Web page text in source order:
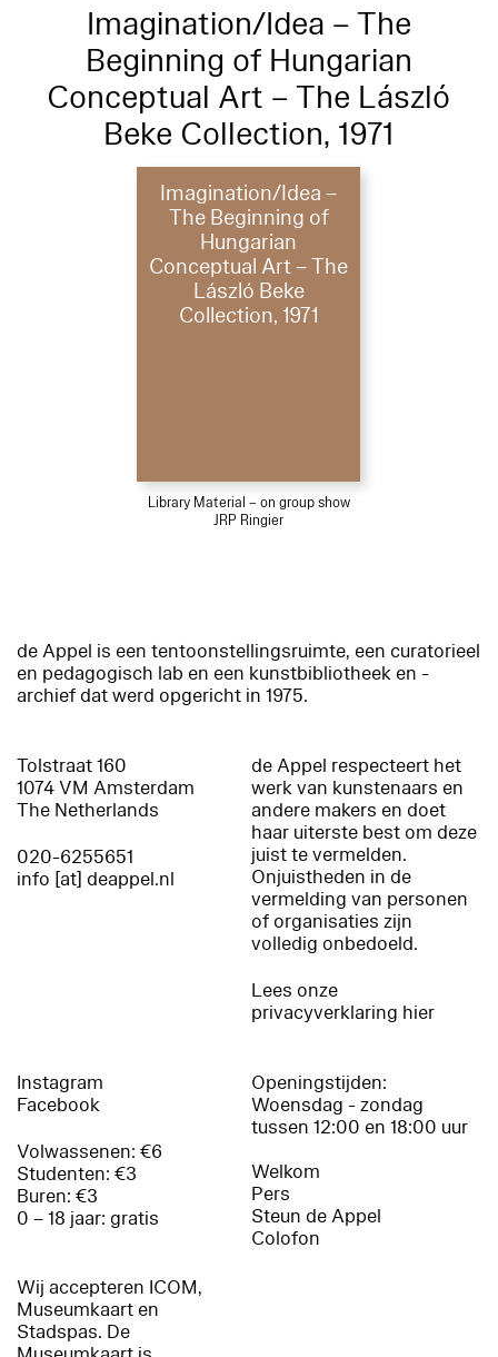
Imagination/Idea – The
Beginning of Hungarian
Conceptual Art – The László
Beke Collection, 1971
Imagination/Idea –
The Beginning of
Hungarian
Conceptual Art – The
László Beke
Collection, 1971
Library Material – on group show
JRP Ringier
de Appel is een tentoonstellingsruimte, een curatorieel
en pedagogisch lab en een kunstbibliotheek en -
archief dat werd opgericht in 1975.
Tolstraat 160
1074 VM Amsterdam
The Netherlands
020-6255651
info [at] deappel.nl
de Appel respecteert het
werk van kunstenaars en
andere makers en doet
haar uiterste best om deze
juist te vermelden.
Onjuistheden in de
vermelding van personen
of organisaties zijn
volledig onbedoeld.
Lees onze
privacyverklaring hier
Instagram
Facebook
Volwassenen: €6
Studenten: €3
Buren: €3
0 – 18 jaar: gratis
Wij accepteren ICOM,
Museumkaart en
Stadspas. De
Openingstijden:
Woensdag - zondag
tussen 12:00 en 18:00 uur
Welkom
Pers
Steun de Appel
Colofon